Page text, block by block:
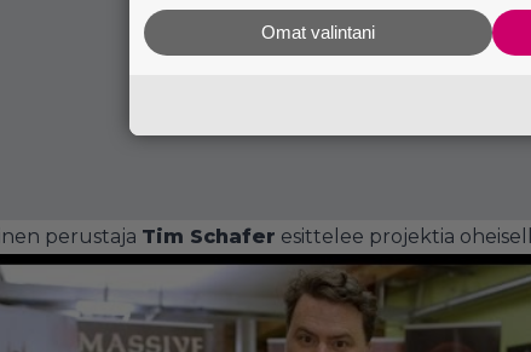
perustaja Tim Schafer esittelee projektia
Omat valintani